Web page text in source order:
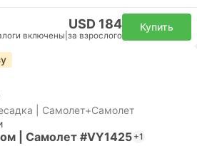
USD 184
включены за взрослого
Купить
| Самолет+Самолет
| Самолет #VY1425 +1